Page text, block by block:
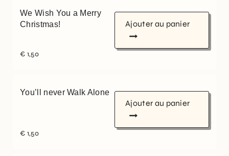
We Wish You a Merry
Christmas!
€ 1,50
Ajouter au panier
You’ll never Walk Alone
€ 1,50
Ajouter au panier